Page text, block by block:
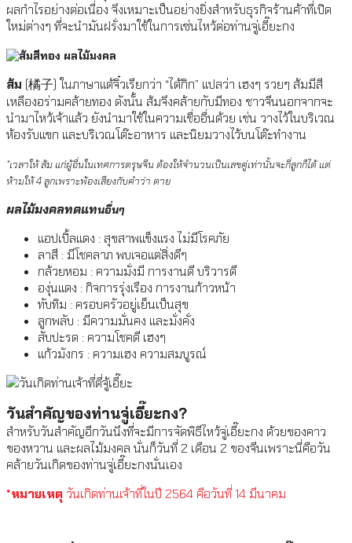
ผลกำไรอย่างต่อเนื่อง จึงเหมาะเป็นอย่างยิ่งสำหรับธุรกิจร้านค้าที่เปิด
ใหม่ต่างๆ ที่จะนำมันฝรั่งมาใช้ในการเซ่นไหว้ต่อท่านจู่เอี๊ยะกง
ส้ม (橘子) ในภาษาแต้จิ๋วเรียกว่า “ไต้กิก” แปลว่า เฮงๆ รวยๆ ส้มมีสี
เหลืองอร่ามคล้ายทอง ดังนั้น ส้มจึงคล้ายกับมีทอง ชาวจีนนอกจากจะ
นำมาไหว้เจ้าแล้ว ยังนำมาใช้ในความเชื่ออื่นด้วย เช่น วางไว้ในบริเวณ
ห้องรับแขก และบริเวณโต๊ะอาหาร และนิยมวางไว้บนโต๊ะทำงาน
*เวลาให้ ส้ม แก่ผู้อื่นในเทศการตรุษจีน ต้องให้จำนวนเป็นเลขคู่เท่านั้นจะกี่ลูกก็ได้ แต่
ห้ามให้ 4 ลูกเพราะพ้องเสียงกับคำว่า ตาย
ผลไม้มงคลทดแทนอื่นๆ
แอปเปิ้ลแดง : สุขสาพแข็งแรง ไม่มีโรคภัย
ลาสี : มีโชคลาภ พบเจอแต่สิ่งดีๆ
กล้วยหอม : ความมั่งมี การงานดี บริวารดี
องุ่นแดง : กิจการรุ่งเรือง การงานก้าวหน้า
ทับทิม : ครอบครัวอยู่เย็นเป็นสุข
ลูกพลับ : มีความมั่นคง และมั่งคั่ง
สับปะรด : ความโชคดี เฮงๆ
แก้วมังกร : ความเฮง ความสมบูรณ์
วันสำคัญของท่านจู่เอี๊ยะกง?
สำหรับวันสำคัญอีกวันนึงที่จะมีการจัดพิธีไหว้จู่เอี๊ยะกง ด้วยของคาว
ของหวาน และผลไม้มงคล นั่นก็วันที่ 2 เดือน 2 ของจีนเพราะนี่คือวัน
คล้ายวันเกิดของท่านจู่เอี๊ยะกงนั่นเอง
*หมายเหตุ วันเกิดท่านเจ้าที่ในปี 2564 คือวันที่ 14 มีนาคม